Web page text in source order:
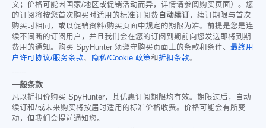
文；价格可能因国家/地区或促销活动而异，详情请参阅购买页面）。您
的订阅将按您首次购买时适用的标准订阅费 自动续订 ，续订期限与首次
购买时相同，或以促销资料/购买页面中规定的期限为准。前提是您是连
续不间断的订阅用户，并且我们会在您的订阅到期前向您发送即将到期
费用的通知。购买 SpyHunter 须遵守购买页面上的条款和条件、 最终用
户许可协议/服务条款、 隐私/Cookie 政策和折扣条款。
------
一般条款
凡以折扣价购买 SpyHunter，其优惠订阅期限均有效。期限过后，自动
续订和/或未来购买将按届时适用的标准价格收费。价格可能会有所变
动，但我们会提前通知您。